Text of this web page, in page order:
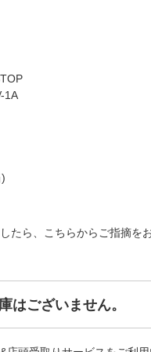
1A
たら、こちらからご指摘を
はございません。